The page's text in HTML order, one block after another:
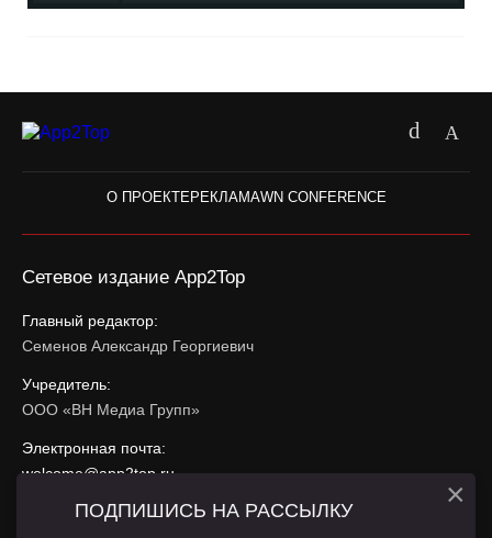
О ПРОЕКТЕРЕКЛАМАWN CONFERENCE
Сетевое издание App2Top
Главный редактор:
Семенов Александр Георгиевич
Учредитель:
ООО «ВН Медиа Групп»
Электронная почта:
welcome@app2top.ru
При использовании материалов активная ссылка на
ПОДПИШИСЬ НА РАССЫЛКУ ×